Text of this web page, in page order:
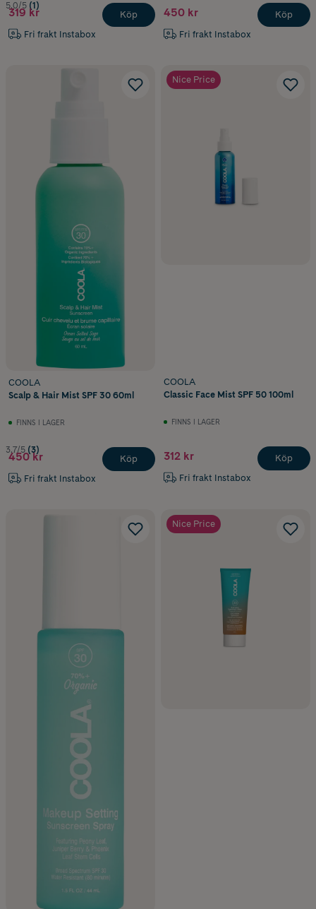
5.0/5 (1)
319 kr
Fri frakt Instabox
Köp 450 kr
Fri frakt Instabox
Köp
COOLA
Scalp & Hair Mist SPF 30 60ml
FINNS I LAGER
3.7/5 (3)
450 kr
Fri frakt Instabox
Köp
Nice Price
COOLA
Classic Face Mist SPF 50 100ml
FINNS I LAGER
312 kr
Fri frakt Instabox
Köp
Nice Price